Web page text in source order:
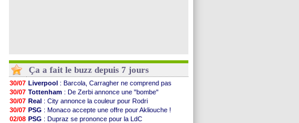
Ça a fait le buzz depuis 7 jours
30/07 Liverpool : Barcola, Carragher ne comprend pas
30/07 Tottenham : De Zerbi annonce une "bombe"
30/07 Real : City annonce la couleur pour Rodri
30/07 PSG : Monaco accepte une offre pour Akliouche !
02/08 PSG : Dupraz se prononce pour la LdC